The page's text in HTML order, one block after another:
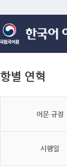
항별 연혁
어문 규정
시행일